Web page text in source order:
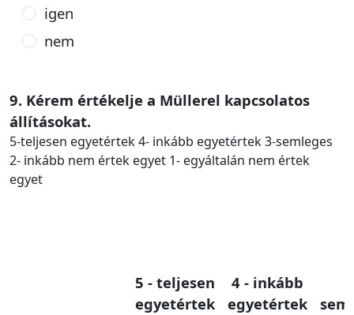
igen
nem
9. Kérem értékelje a Müllerel kapcsolatos
állításokat.
5-teljesen egyetértek 4- inkább egyetértek 3-semleges
2- inkább nem értek egyet 1- egyáltalán nem értek
egyet
5 - teljesen
egyetértek
4 - inkább
egyetértek